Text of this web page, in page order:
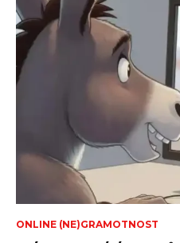
ONLINE (NE)GRAMOTNOST